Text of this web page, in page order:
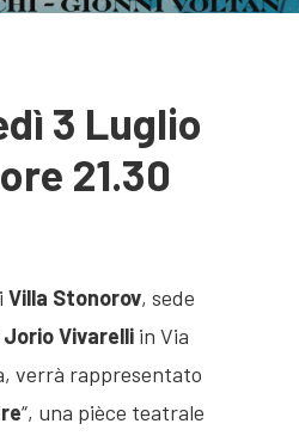
3 Luglio
21.30
Villa Stonorov, sede
Vivarelli in Via
verrà rappresentato
“, una pièce teatrale